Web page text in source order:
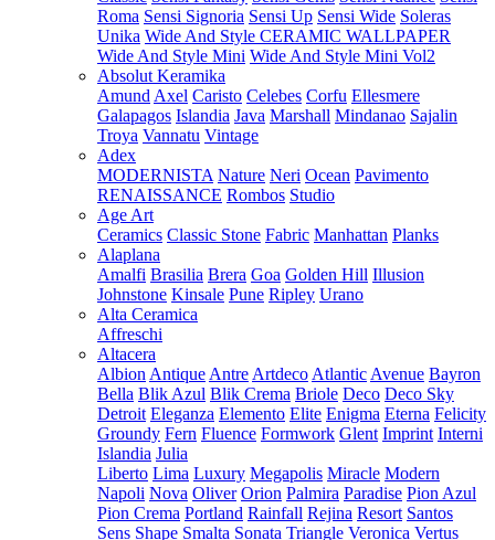
Roma Sensi Signoria Sensi Up Sensi Wide Soleras
Unika Wide And Style CERAMIC WALLPAPER
Wide And Style Mini Wide And Style Mini Vol2
Absolut Keramika
Amund Axel Caristo Celebes Corfu Ellesmere
Galapagos Islandia Java Marshall Mindanao Sajalin
Troya Vannatu Vintage
Adex
MODERNISTA Nature Neri Ocean Pavimento
RENAISSANCE Rombos Studio
Age Art
Ceramics Classic Stone Fabric Manhattan Planks
Alaplana
Amalfi Brasilia Brera Goa Golden Hill Illusion
Johnstone Kinsale Pune Ripley Urano
Alta Ceramica
Affreschi
Altacera
Albion Antique Antre Artdeco Atlantic Avenue Bayron
Bella Blik Azul Blik Crema Briole Deco Deco Sky
Detroit Eleganza Elemento Elite Enigma Eterna Felicity
Groundy Fern Fluence Formwork Glent Imprint Interni
Islandia Julia
Liberto Lima Luxury Megapolis Miracle Modern
Napoli Nova Oliver Orion Palmira Paradise Pion Azul
Pion Crema Portland Rainfall Rejina Resort Santos
Sens Shape Smalta Sonata Triangle Veronica Vertus